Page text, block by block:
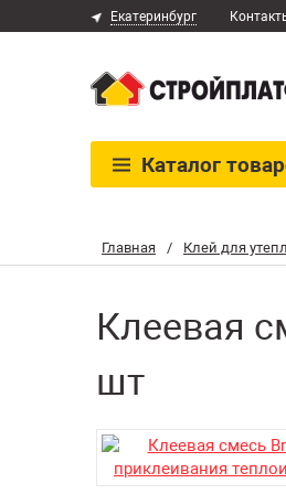
Главная / Клей для
Клеевая
шт
Екатеринбург
Каталог